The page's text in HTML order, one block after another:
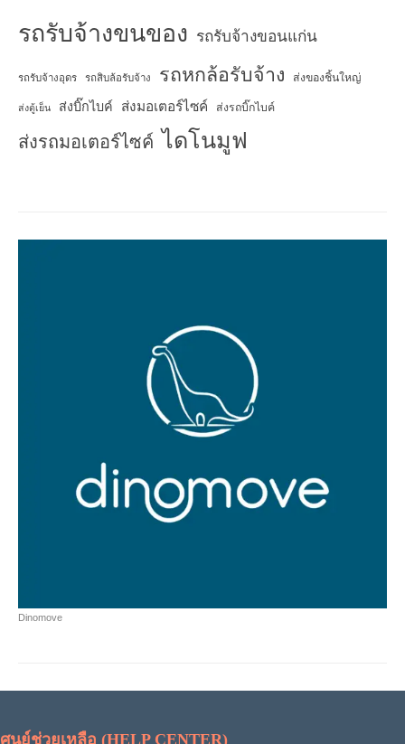
รถรับจ้างขนของ รถรับจ้างขอนแก่น
รถรับจ้างอุดร รถสิบล้อรับจ้าง รถหกล้อรับจ้าง ส่งของชิ้นใหญ่
ส่งตู้เย็น ส่งบิ๊กไบค์ ส่งมอเตอร์ไซค์ ส่งรถบิ๊กไบค์
ส่งรถมอเตอร์ไซค์ ไดโนมูฟ
Dinomove
ศูนย์ช่วยเหลือ (HELP CENTER)